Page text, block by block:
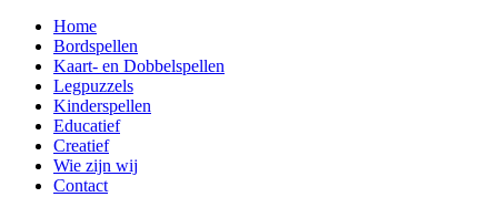
Home
Bordspellen
Kaart- en Dobbelspellen
Legpuzzels
Kinderspellen
Educatief
Creatief
Wie zijn wij
Contact